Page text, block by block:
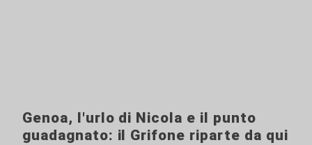
Genoa, l'urlo di Nicola e il punto
guadagnato: il Grifone riparte da qui